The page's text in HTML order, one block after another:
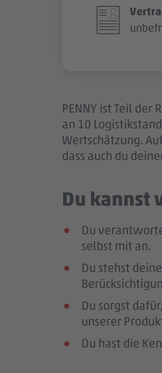
PENNY ist Teil
an 10
Wertschätzung.
dass auch du
Du kannst
Du
selbst mit an.
Du stehst
Du sorgst
unserer
Du hast die